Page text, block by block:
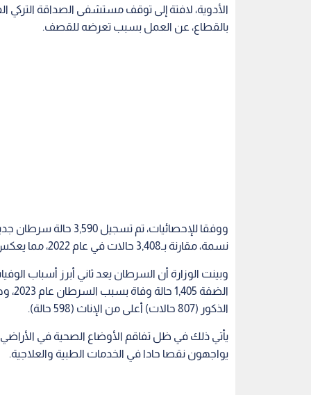
الأدوية، لافتة إلى توقف مستشفى الصداقة
بالقطاع، عن العمل بسبب تعرضه للقصف.
نسمة، مقارنة بـ3,408 حالات في عام 2022، مما يعكس زيادة سنوية مقلقة.
وبينت الوزارة أن السرطان يعد ثاني أبرز أسباب
الذكور (807 حالات) أعلى من الإناث (598 حالة).
يأتي ذلك في ظل تفاقم الأوضاع الصحية في
يواجهون نقصا حادا في الخدمات الطبية والعلاجية.